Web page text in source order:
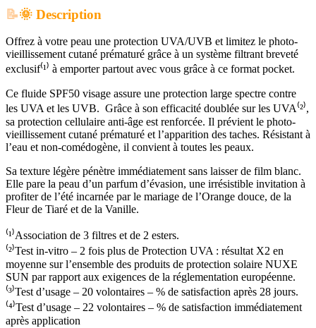
📝🌞 Description
Offrez à votre peau une protection UVA/UVB et limitez le photo-
vieillissement cutané prématuré grâce à un système filtrant breveté
exclusif⁽¹⁾ à emporter partout avec vous grâce à ce format pocket.
Ce fluide SPF50 visage assure une protection large spectre contre
les UVA et les UVB. Grâce à son efficacité doublée sur les UVA⁽²⁾,
sa protection cellulaire anti-âge est renforcée. Il prévient le photo-
vieillissement cutané prématuré et l’apparition des taches. Résistant à
l’eau et non-comédogène, il convient à toutes les peaux.
Sa texture légère pénètre immédiatement sans laisser de film blanc.
Elle pare la peau d’un parfum d’évasion, une irrésistible invitation à
profiter de l’été incarnée par le mariage de l’Orange douce, de la
Fleur de Tiaré et de la Vanille.
⁽¹⁾Association de 3 filtres et de 2 esters.
⁽²⁾Test in-vitro – 2 fois plus de Protection UVA : résultat X2 en
moyenne sur l’ensemble des produits de protection solaire NUXE
SUN par rapport aux exigences de la réglementation européenne.
⁽³⁾Test d’usage – 20 volontaires – % de satisfaction après 28 jours.
⁽⁴⁾Test d’usage – 22 volontaires – % de satisfaction immédiatement
après application